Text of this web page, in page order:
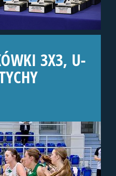
3X3, U-